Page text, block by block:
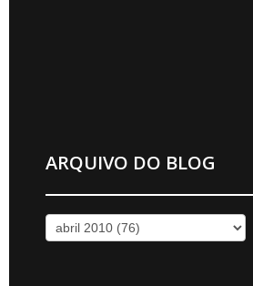
ARQUIVO DO BLOG